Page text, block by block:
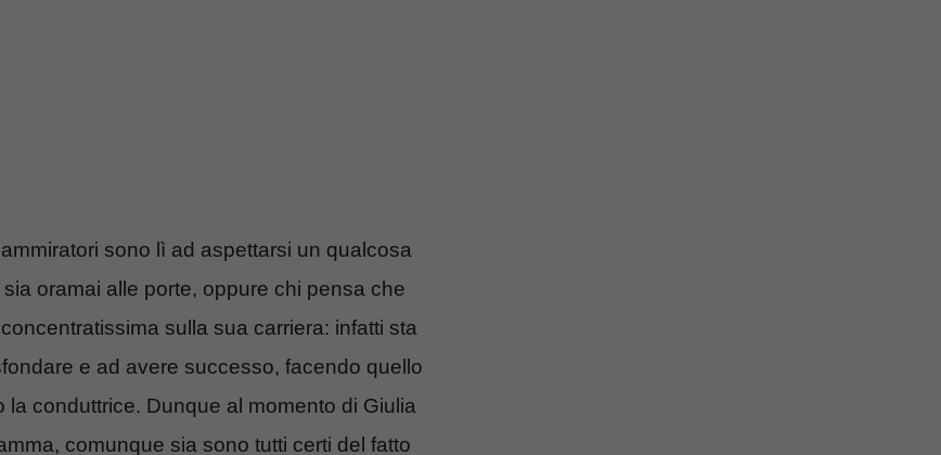
sono lì ad aspettarsi un qualcosa
oramai alle porte, oppure chi pensa che
sulla sua carriera: infatti sta
e ad avere successo, facendo quello
conduttrice. Dunque al momento di Giulia
comunque sia sono tutti certi del fatto